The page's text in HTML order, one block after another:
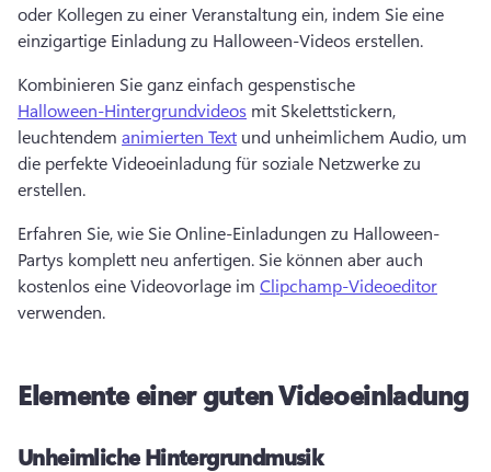
oder Kollegen zu einer Veranstaltung ein, indem Sie eine
einzigartige Einladung zu Halloween-Videos erstellen.
Kombinieren Sie ganz einfach gespenstische
Halloween-Hintergrundvideos mit Skelettstickern,
leuchtendem animierten Text und unheimlichem Audio, um
die perfekte Videoeinladung für soziale Netzwerke zu
erstellen.
Erfahren Sie, wie Sie Online-Einladungen zu Halloween-
Partys komplett neu anfertigen. Sie können aber auch
kostenlos eine Videovorlage im Clipchamp-Videoeditor
verwenden.
Elemente einer guten Videoeinladung
Unheimliche Hintergrundmusik